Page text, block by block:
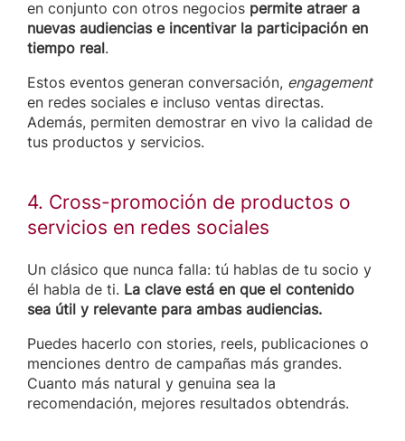
en conjunto con otros negocios permite atraer a
nuevas audiencias e incentivar la participación en
tiempo real.
Estos eventos generan conversación, engagement
en redes sociales e incluso ventas directas.
Además, permiten demostrar en vivo la calidad de
tus productos y servicios.
4. Cross-promoción de productos o
servicios en redes sociales
Un clásico que nunca falla: tú hablas de tu socio y
él habla de ti. La clave está en que el contenido
sea útil y relevante para ambas audiencias.
Puedes hacerlo con stories, reels, publicaciones o
menciones dentro de campañas más grandes.
Cuanto más natural y genuina sea la
recomendación, mejores resultados obtendrás.